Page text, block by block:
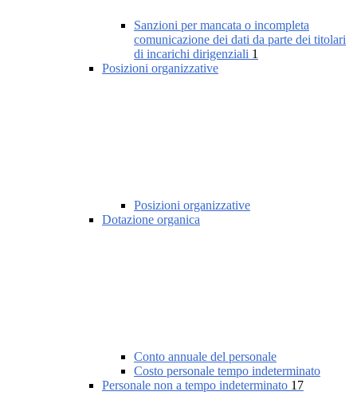
Sanzioni per mancata o incompleta
comunicazione dei dati da parte dei titolari
di incarichi dirigenziali 1
Posizioni organizzative
Posizioni organizzative
Dotazione organica
Conto annuale del personale
Costo personale tempo indeterminato
Personale non a tempo indeterminato 17